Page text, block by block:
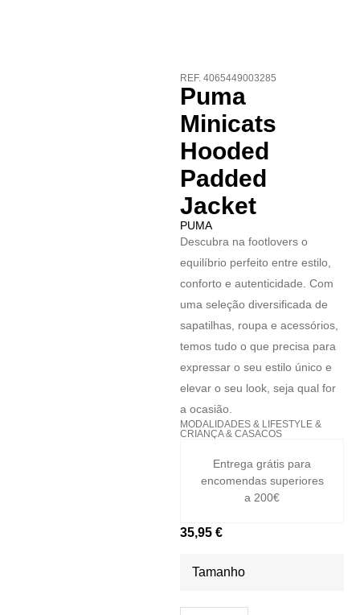
REF. 4065449003285
Puma
Minicats
Hooded
Padded
Jacket
PUMA
Descubra na footlovers o
equilíbrio perfeito entre estilo,
conforto e autenticidade. Com
uma seleção diversificada de
sapatilhas, roupa e acessórios,
temos tudo o que precisa para
expressar o seu estilo único e
elevar o seu look, seja qual for
a ocasião.
MODALIDADES & LIFESTYLE &
CRIANÇA& CASACOS
Entrega grátis para
encomendas superiores
a 200€
35,95 €
Tamanho